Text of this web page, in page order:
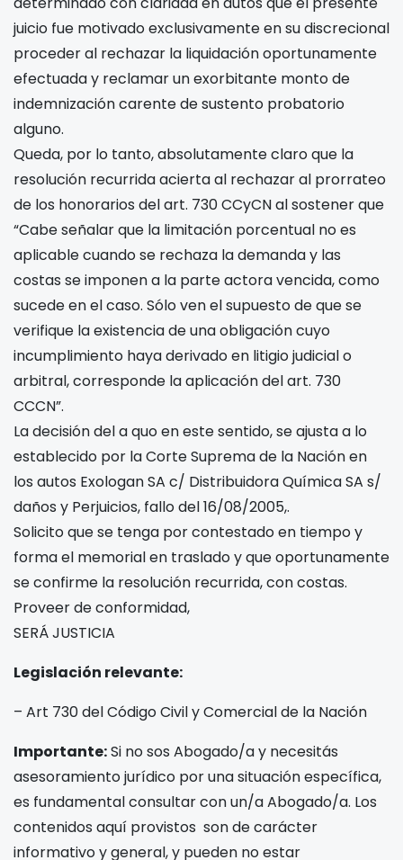
juicio fue motivado exclusivamente en su discrecional
proceder al rechazar la liquidación oportunamente
efectuada y reclamar un exorbitante monto de
indemnización carente de sustento probatorio
alguno.
Queda, por lo tanto, absolutamente claro que la
resolución recurrida acierta al rechazar al prorrateo
de los honorarios del art. 730 CCyCN al sostener que
“Cabe señalar que la limitación porcentual no es
aplicable cuando se rechaza la demanda y las
costas se imponen a la parte actora vencida, como
sucede en el caso. Sólo ven el supuesto de que se
verifique la existencia de una obligación cuyo
incumplimiento haya derivado en litigio judicial o
arbitral, corresponde la aplicación del art. 730
CCCN”.
La decisión del a quo en este sentido, se ajusta a lo
establecido por la Corte Suprema de la Nación en
los autos Exologan SA c/ Distribuidora Química SA s/
daños y Perjuicios, fallo del 16/08/2005,.
Solicito que se tenga por contestado en tiempo y
forma el memorial en traslado y que oportunamente
se confirme la resolución recurrida, con costas.
Proveer de conformidad,
SERÁ JUSTICIA
Legislación relevante:
– Art 730 del Código Civil y Comercial de la Nación
Importante:Si no sos Abogado/a y necesitás
asesoramiento jurídico por una situación específica,
es fundamental consultar con un/a Abogado/a. Los
contenidos aquí provistos son de carácter
informativo y general, y pueden no estar